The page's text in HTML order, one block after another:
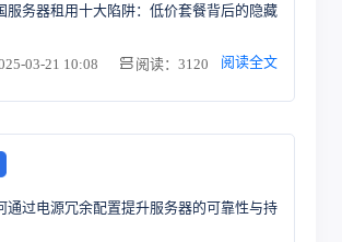
服务器租用十大陷阱：低价套餐背后的隐藏
03-21 10:08
阅读：3120 阅读全文
通过电源冗余配置提升服务器的可靠性与持